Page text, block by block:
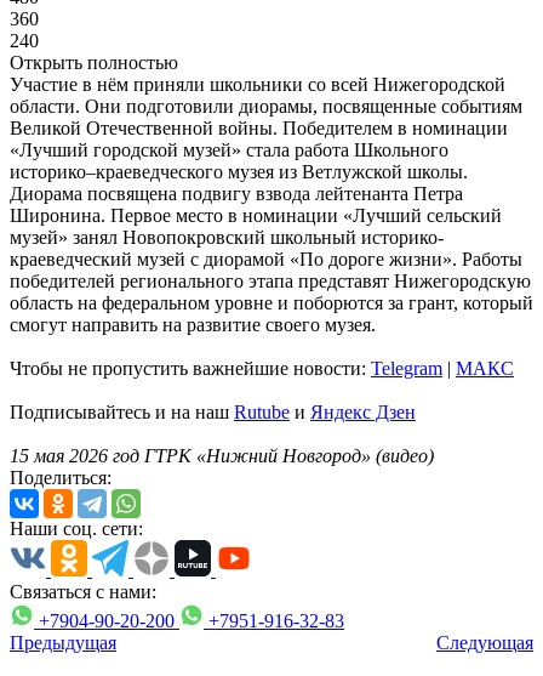
360
240
Открыть полностью
Участие в нём приняли школьники со всей Нижегородской
области. Они подготовили диорамы, посвященные событиям
Великой Отечественной войны. Победителем в номинации
«Лучший городской музей» стала работа Школьного
историко–краеведческого музея из Ветлужской школы.
Диорама посвящена подвигу взвода лейтенанта Петра
Широнина. Первое место в номинации «Лучший сельский
музей» занял Новопокровский школьный историко-
краеведческий музей с диорамой «По дороге жизни». Работы
победителей регионального этапа представят Нижегородскую
область на федеральном уровне и поборются за грант, который
смогут направить на развитие своего музея.
Чтобы не пропустить важнейшие новости: Telegram | MAКС
Подписывайтесь и на наш Rutube и Яндекс Дзен
15 мая 2026 год ГТРК «Нижний Новгород» (видео)
Поделиться:
Наши соц. сети:
Связаться с нами:
+7904-90-20-200
+7951-916-32-83
Предыдущая
Следующая